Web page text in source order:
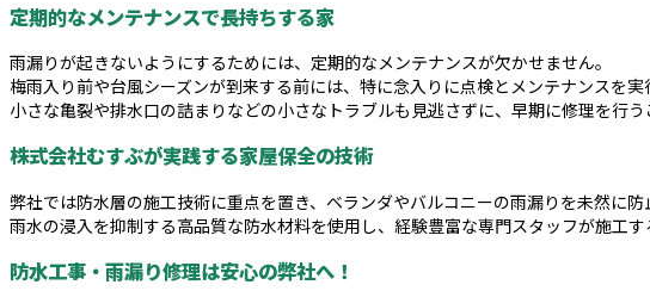
定期的なメンテナンスで長持ちする家
雨漏りが起きないようにするためには、定期的なメンテナンスが欠かせません。
梅雨入り前や台風シーズンが到来する前には、特に念入りに点検とメンテナンスを実
小さな亀裂や排水口の詰まりなどの小さなトラブルも見逃さずに、早期に修理を行
株式会社むすぶが実践する家屋保全の技術
弊社では防水層の施工技術に重点を置き、ベランダやバルコニーの雨漏りを未然に防
雨水の浸入を抑制する高品質な防水材料を使用し、経験豊富な専門スタッフが施工
防水工事・雨漏り修理は安心の弊社へ！